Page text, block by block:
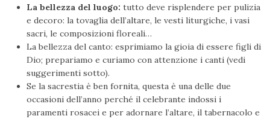
La bellezza del luogo: tutto deve risplendere per pulizia
e decoro: la tovaglia dell’altare, le vesti liturgiche, i vasi
sacri, le composizioni floreali…
La bellezza del canto: esprimiamo la gioia di essere figli di
Dio; prepariamo e curiamo con attenzione i canti (vedi
suggerimenti sotto).
Se la sacrestia è ben fornita, questa è una delle due
occasioni dell’anno perché il celebrante indossi i
paramenti rosacei e per adornare l’altare, il tabernacolo e